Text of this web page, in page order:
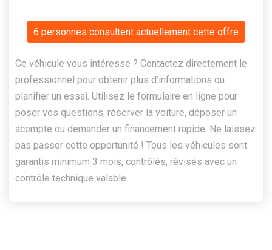
6 personnes consultent actuellement cette offre
Ce véhicule vous intéresse ? Contactez directement le
professionnel pour obtenir plus d’informations ou
planifier un essai. Utilisez le formulaire en ligne pour
poser vos questions, réserver la voiture, déposer un
acompte ou demander un financement rapide. Ne laissez
pas passer cette opportunité ! Tous les véhicules sont
garantis minimum 3 mois, contrôlés, révisés avec un
contrôle technique valable.